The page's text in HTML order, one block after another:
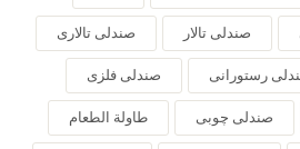
صندلی تالار صندلی تالاری
رستورانی صندلی فلزی
صندلی چوبی طاولة الطعام